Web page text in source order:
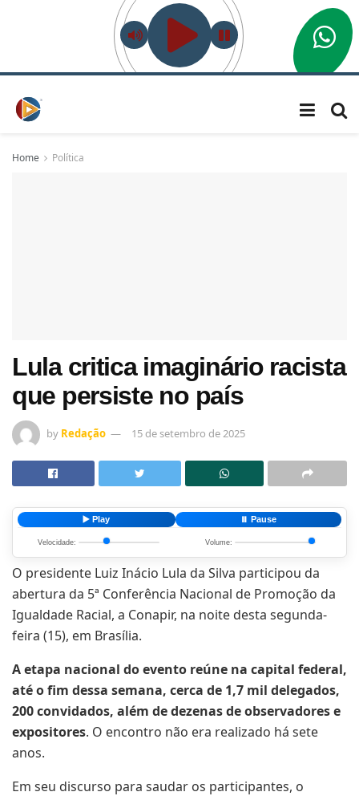
Home Política
Lula critica imaginário racista
que persiste no país
by Redação 15 de setembro de 2025
▶️ Play ⏸️ Pause
Velocidade: Volume:
O presidente Luiz Inácio Lula da Silva participou da
abertura da 5ª Conferência Nacional de Promoção da
Igualdade Racial, a Conapir, na noite desta segunda-
feira (15), em Brasília.
A etapa nacional do evento reúne na capital federal,
até o fim dessa semana, cerca de 1,7 mil delegados,
200 convidados, além de dezenas de observadores e
expositores. O encontro não era realizado há sete
anos.
Em seu discurso para saudar os participantes, o